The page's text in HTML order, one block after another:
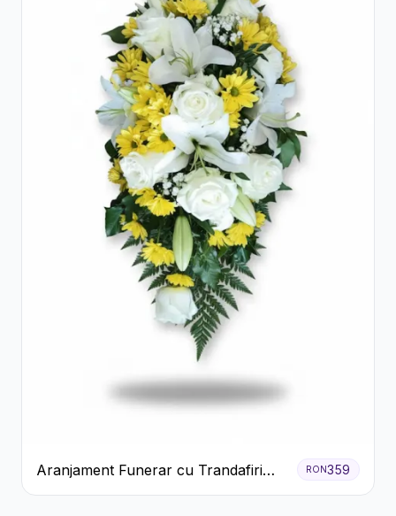
Aranjament Funerar cu Trandafiri
Albi Crizanteme Galbene și Crini
RON359